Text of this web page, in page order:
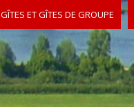
GÎTES ET GÎTES DE GROUPE